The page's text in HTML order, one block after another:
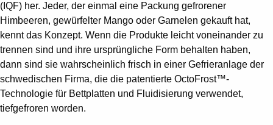
(IQF) her. Jeder, der einmal eine Packung gefrorener
Himbeeren, gewürfelter Mango oder Garnelen gekauft hat,
kennt das Konzept. Wenn die Produkte leicht voneinander zu
trennen sind und ihre ursprüngliche Form behalten haben,
dann sind sie wahrscheinlich frisch in einer Gefrieranlage der
schwedischen Firma, die die patentierte OctoFrost™-
Technologie für Bettplatten und Fluidisierung verwendet,
tiefgefroren worden.